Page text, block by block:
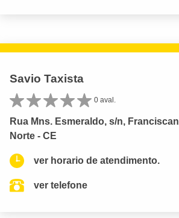
Savio Taxista
0 aval.
Rua Mns. Esmeraldo, s/n,
Norte - CE
ver horario de atendimento.
ver telefone